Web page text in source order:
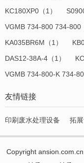
KC180XP0（1）
VGMB 734-800 734-800
KA035BR6M（1）
DAS12-38A-4（1）
VGMB 734-800-K 734-
友情链接
印刷废水处理设备 拓
Copyright